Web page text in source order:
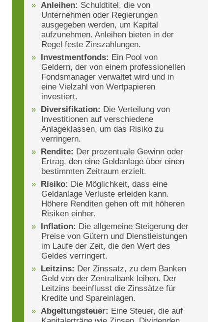
Anleihen: Schuldtitel, die von
Unternehmen oder Regierungen
ausgegeben werden, um Kapital
aufzunehmen. Anleihen bieten in der
Regel feste Zinszahlungen.
Investmentfonds: Ein Pool von
Geldern, der von einem professionellen
Fondsmanager verwaltet wird und in
eine Vielzahl von Wertpapieren
investiert.
Diversifikation: Die Verteilung von
Investitionen auf verschiedene
Anlageklassen, um das Risiko zu
verringern.
Rendite: Der prozentuale Gewinn oder
Ertrag, den eine Geldanlage über einen
bestimmten Zeitraum erzielt.
Risiko: Die Möglichkeit, dass eine
Geldanlage Verluste erleiden kann.
Höhere Renditen gehen oft mit höheren
Risiken einher.
Inflation: Die allgemeine Steigerung der
Preise von Gütern und Dienstleistungen
im Laufe der Zeit, die den Wert des
Geldes verringert.
Leitzins: Der Zinssatz, zu dem Banken
Geld von der Zentralbank leihen. Der
Leitzins beeinflusst die Zinssätze für
Kredite und Spareinlagen.
Abgeltungsteuer: Eine Steuer, die auf